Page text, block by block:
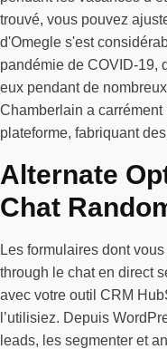
trouvé, vous pouvez
d'Omegle s'est
pandémie de COVID-19,
eux pendant de
Chamberlain a
plateforme, fabriquant
Alternate
Chat
Les formulaires dont
through le chat en direct
avec votre outil CRM
l’utilisiez. Depuis
leads, les segmenter et